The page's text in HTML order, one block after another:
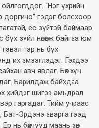
“Нэг үхрийн
доргино” гэдэг болохоор
ёс зүйтэй баймаар
зүйл нөлөөлж байгаа юм
тэр нь бүх
их эмзэглэдэг. Гэхдээ
авч явдаг. Бөх хүн
Барилдаж байхдаа
хийдэг шигээ амьдрал
гаргадаг. Тийм учраас
Эрдэнэ аварга гээд
нь бөхчүүд маань зөв